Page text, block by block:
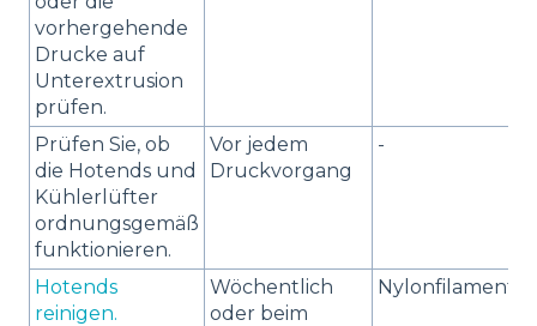
vorhergehende
Drucke auf
Unterextrusion
prüfen.
Prüfen Sie, ob
die Hotends und
Kühlerlüfter
ordnungsgemäß
funktionieren.
Vor jedem
Druckvorgang
-
Hotends
reinigen.
Wöchentlich
oder beim
Nylonfilament